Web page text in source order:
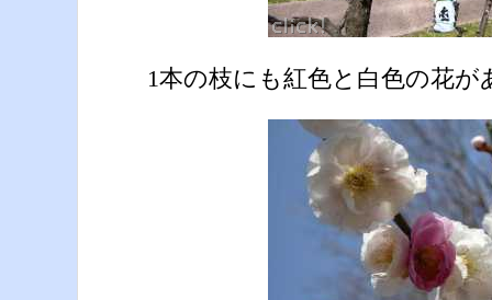
1本の枝にも紅色と白色の花が